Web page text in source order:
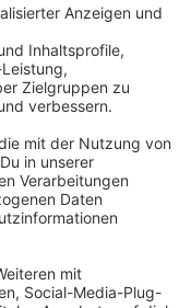
wenn es
gibt.
wenn
werden,
werden oder der